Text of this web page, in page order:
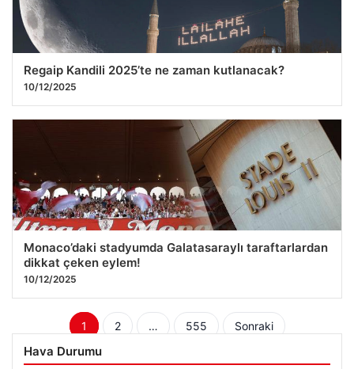
Regaip Kandili 2025’te ne zaman kutlanacak?
10/12/2025
Monaco’daki stadyumda Galatasaraylı taraftarlardan
dikkat çeken eylem!
10/12/2025
Yazı
sayfalaması
1 2 … 555 Sonraki
Hava Durumu